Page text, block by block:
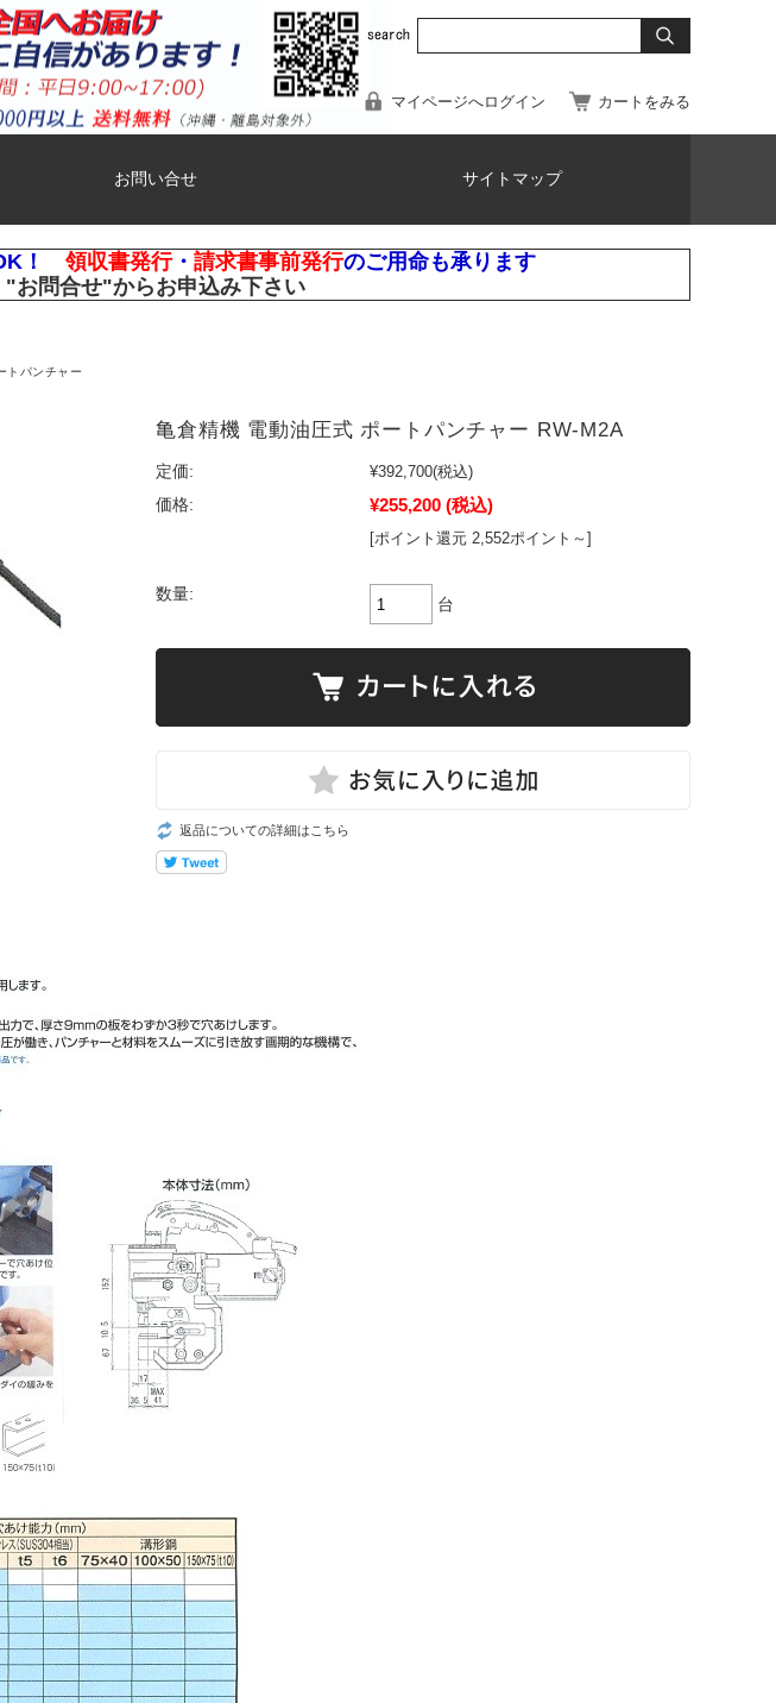
マイページへログイン カートをみる
お問い合せ サイトマップ
！ 領収書発行・ 請求書事前発行のご用命も承ります
"お問合せ"からお申込み下さい
トパンチャー
亀倉精機 電動油圧式 ポートパンチャー RW-M2A
定価: ¥392,700(税込)
価格:
¥255,200 (税込)
[ポイント還元 2,552ポイント～]
数量:
台
返品についての詳細はこちら